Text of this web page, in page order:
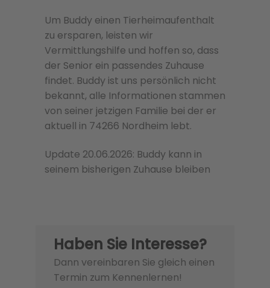
Um Buddy einen Tierheimaufenthalt
zu ersparen, leisten wir
Vermittlungshilfe und hoffen so, dass
der Senior ein passendes Zuhause
findet. Buddy ist uns persönlich nicht
bekannt, alle Informationen stammen
von seiner jetzigen Familie bei der er
aktuell in 74266 Nordheim lebt.
Update 20.06.2026: Buddy kann in
seinem bisherigen Zuhause bleiben
Haben Sie Interesse?
Dann vereinbaren Sie gleich einen
Termin zum Kennenlernen!